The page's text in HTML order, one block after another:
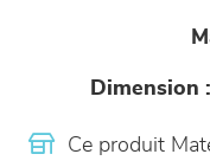
Dimension :
Ce produit